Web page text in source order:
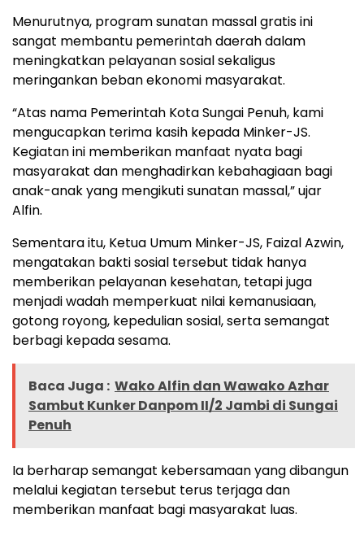
Menurutnya, program sunatan massal gratis ini
sangat membantu pemerintah daerah dalam
meningkatkan pelayanan sosial sekaligus
meringankan beban ekonomi masyarakat.
“Atas nama Pemerintah Kota Sungai Penuh, kami
mengucapkan terima kasih kepada Minker-JS.
Kegiatan ini memberikan manfaat nyata bagi
masyarakat dan menghadirkan kebahagiaan bagi
anak-anak yang mengikuti sunatan massal,” ujar
Alfin.
Sementara itu, Ketua Umum Minker-JS, Faizal Azwin,
mengatakan bakti sosial tersebut tidak hanya
memberikan pelayanan kesehatan, tetapi juga
menjadi wadah memperkuat nilai kemanusiaan,
gotong royong, kepedulian sosial, serta semangat
berbagi kepada sesama.
Baca Juga : Wako Alfin dan Wawako Azhar
Sambut Kunker Danpom II/2 Jambi di Sungai
Penuh
Ia berharap semangat kebersamaan yang dibangun
melalui kegiatan tersebut terus terjaga dan
memberikan manfaat bagi masyarakat luas.